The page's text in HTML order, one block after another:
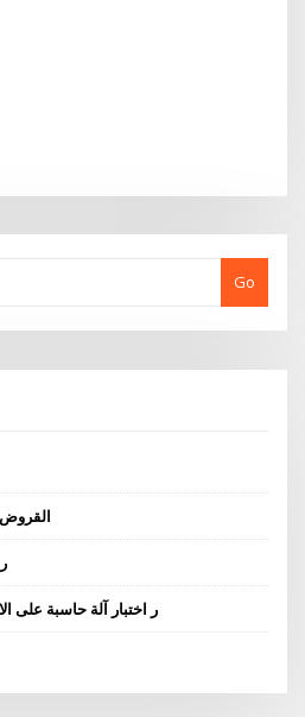
Go
القروض
ر اختبار آلة حاسبة على